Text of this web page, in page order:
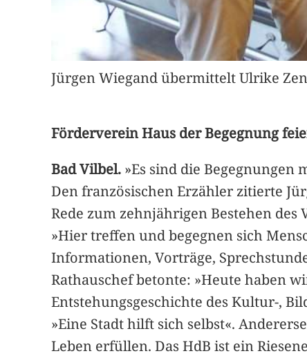
Jürgen Wiegand übermittelt Ulrike
Förderverein Haus der Begegnung
Bad Vilbel. »Es sind die Begegnungen
Den französischen Erzähler zitierte
Rede zum zehnjährigen Bestehen des
»Hier treffen und begegnen sich
Informationen, Vorträge,
Rathauschef betonte: »Heute haben
Entstehungsgeschichte des Kultur-,
»Eine Stadt hilft sich selbst«.
Leben erfüllen. Das HdB ist ein